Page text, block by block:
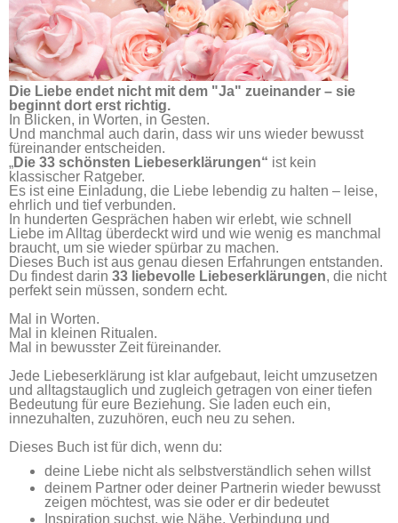
Die Liebe endet nicht mit dem "Ja" zueinander – sie
beginnt dort erst richtig.
In Blicken, in Worten, in Gesten.
Und manchmal auch darin, dass wir uns wieder bewusst
füreinander entscheiden.
„Die 33 schönsten Liebeserklärungen“ ist kein
klassischer Ratgeber.
Es ist eine Einladung, die Liebe lebendig zu halten – leise,
ehrlich und tief verbunden.
In hunderten Gesprächen haben wir erlebt, wie schnell
Liebe im Alltag überdeckt wird und wie wenig es manchmal
braucht, um sie wieder spürbar zu machen.
Dieses Buch ist aus genau diesen Erfahrungen entstanden.
Du findest darin 33 liebevolle Liebeserklärungen, die nicht
perfekt sein müssen, sondern echt.
Mal in Worten.
Mal in kleinen Ritualen.
Mal in bewusster Zeit füreinander.
Jede Liebeserklärung ist klar aufgebaut, leicht umzusetzen
und alltagstauglich und zugleich getragen von einer tiefen
Bedeutung für eure Beziehung. Sie laden euch ein,
innezuhalten, zuzuhören, euch neu zu sehen.
Dieses Buch ist für dich, wenn du:
deine Liebe nicht als selbstverständlich sehen willst
deinem Partner oder deiner Partnerin wieder bewusst
zeigen möchtest, was sie oder er dir bedeutet
Inspiration suchst, wie Nähe, Verbindung und